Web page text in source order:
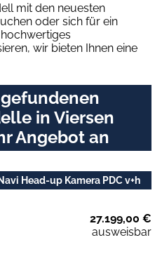
mit den neuesten
oder sich für ein
wir bieten Ihnen eine
in Viersen
Angebot an
Head-up Kamera PDC v+h
27.199,00 €
ausweisbar